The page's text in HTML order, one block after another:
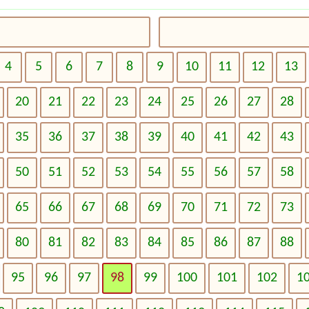
4 5 6 7 8 9 10 11 12 13
20 21 22 23 24 25 26 27 28
35 36 37 38 39 40 41 42 43
50 51 52 53 54 55 56 57 58
65 66 67 68 69 70 71 72 73
80 81 82 83 84 85 86 87 88
95 96 97 98 99 100 101 102